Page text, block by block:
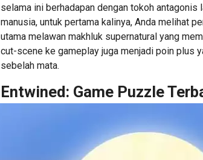
selama ini berhadapan dengan tokoh antagonis
manusia, untuk pertama kalinya, Anda melihat
utama melawan makhluk supernatural yang
cut-scene ke gameplay juga menjadi poin plus
sebelah mata.
Entwined: Game Puzzle